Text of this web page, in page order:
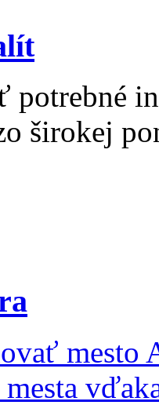
potrebné
širokej
mesto